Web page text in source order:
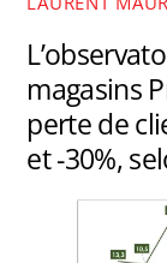
magasins
perte de
et -30%,